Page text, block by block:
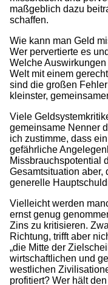
maßgeblich dazu
schaffen.
Wie kann man Geld
Wer pervertierte es
Welche
Welt mit einem
sind die großen
kleinster,
Viele
gemeinsame Nenner
ich zustimme, dass
gefährliche
Missbrauchspotential
Gesamtsituation aber,
generelle
Vielleicht werden
ernst genug
Zins zu kritisieren.
Richtung, trifft aber
„die Mitte der
wirtschaftlichen und
westlichen
profitiert? Wer hält